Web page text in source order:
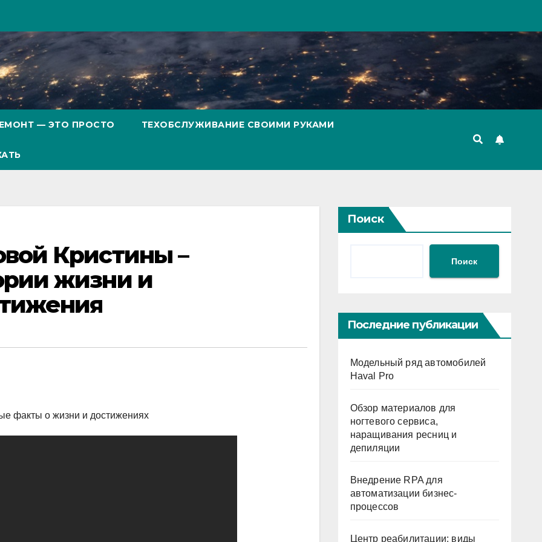
— ЭТО ПРОСТО ТЕХОБСЛУЖИВАНИЕ СВОИМИ РУКАМИ
Кристины –
жизни и
Поиск
Поиск
Последние публикации
Модельный ряд автомобилей
Haval Pro
Обзор материалов для
ногтевого сервиса,
наращивания ресниц и
депиляции
Внедрение RPA для
автоматизации бизнес-
процессов
Центр реабилитации: виды